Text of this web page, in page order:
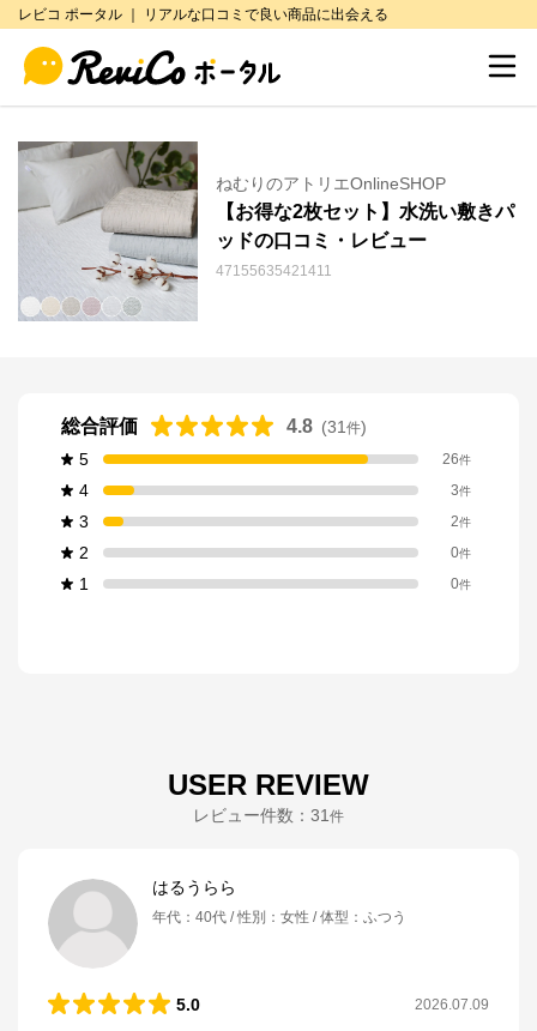
レビコ ポータル ｜ リアルな口コミで良い商品に出会える
ねむりのアトリエOnlineSHOP
【お得な2枚セット】水洗い敷きパ
ッドの口コミ・レビュー
47155635421411
総合評価 4.8 (31 件)
5
26件
4 3件
3 2件
2 0件
1 0件
USER REVIEW
レビュー件数： 31 件
はるうらら
年代 ： 40代 性別 ： 女性 体型 ： ふつう
5.0 2026.07.09